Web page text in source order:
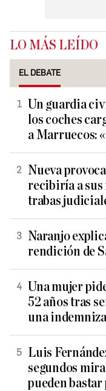
LO MÁS LEÍDO
EL DEBATE
Un guardia
los coches
a Marruecos:
Nueva
recibiría a sus
trabas
Naranjo
rendición de
Una mujer
52 años tras
una
Luis
segundos
pueden bastar